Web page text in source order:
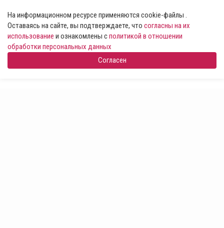
На информационном ресурсе применяются cookie-файлы .
Оставаясь на сайте, вы подтверждаете, что согласны на их
использование и ознакомлены сполитикой в отношении
обработки персональных данных
Согласен